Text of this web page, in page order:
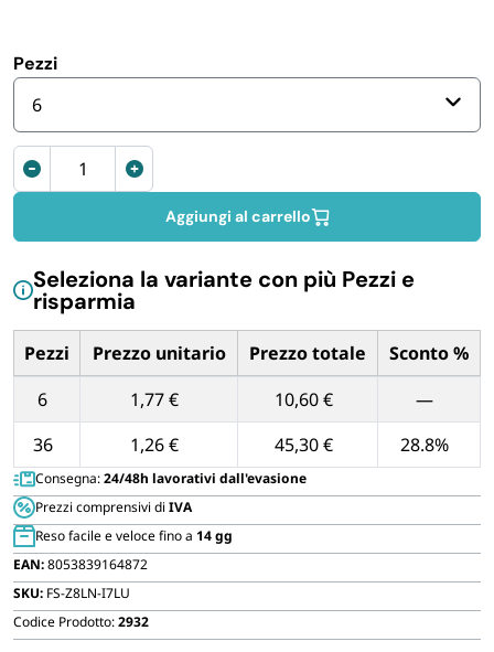
PET
PARTY
FORNITURE SETTORE HO.RE.CA
BIODEGRADABILE
Pezzi
6
Nastro
adesivo
Fragile
50x66
mt
quantità
Aggiungi al carrello
Seleziona la variante con più Pezzi e
risparmia
Tabella dei prezzi unitari in base alla quantità di Pezzi
Pezzi Prezzo unitario Prezzo totale
Sconto %
6
1,77 € 10,60 €
—
36
1,26 € 45,30 € 28.8%
Consegna:24/48h lavorativi dall'evasione
Prezzi comprensivi di IVA
Reso facile e veloce fino a 14 gg
EAN:8053839164872
SKU: FS-Z8LN-I7LU
Codice Prodotto:2932